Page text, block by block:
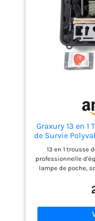
- Ce kit de survie
vous avez
blessures
pratique.
d'équipements
vous, c'est
produits de la
Graxury 13 en 1
de Survie
Air, Le
13 en 1 trousse
professionnelle
lampe de poche,
sécurité, papier
bouteille d'eau,
pêche, etc. Facile
poids 615g